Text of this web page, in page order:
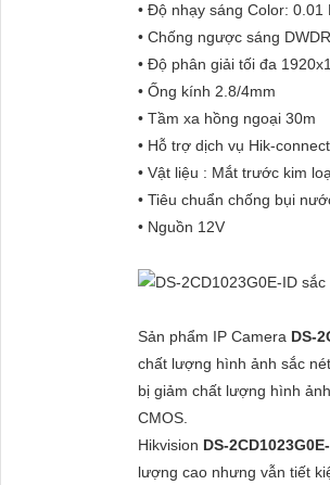
• Độ nhạy sáng Color: 0.01
• Chống ngược sáng
• Độ phân giải tối đa
• Ống kính 2.8/4mm
• Tầm xa hồng ngoại 30m
• Hỗ trợ dịch vụ Hik-
• Vật liệu : Mắt trước kim
• Tiêu chuẩn chống bụi
• Nguồn 12V
Sản phẩm IP Camera DS-
chất lượng hình ảnh sắc
bị giảm chất lượng hình
CMOS.
Hikvision DS-
lượng cao nhưng vẫn tiết